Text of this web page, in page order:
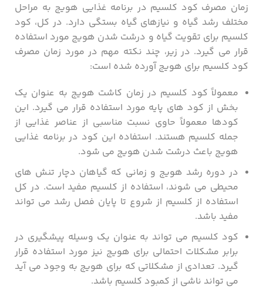
زمان مصرف کود کلسیم در برنامه غذایی هویج به مراحل
مختلف رشد گیاه و نیازهای گیاه بستگی دارد. در کل، کود
کلسیم برای تقویت گیاه و درشت شدن هویج مورد استفاده
قرار می ‌گیرد. در زیر، چند نکته مهم در مورد زمان مصرف
کود کلسیم برای هویج آورده شده است:
معمولاً کود کلسیم در زمان کاشت هویج به عنوان یک
بخش از کود های پایه مورد استفاده قرار می ‌گیرد. این
کودها معمولاً حاوی نسبت مناسبی از عناصر غذایی از
جمله کلسیم هستند. استفاده این کود در برنامه غذایی
هویج باعث درشت شدن هویج می شود.
در دوره رشد هویج و زمانی که گیاهان دچار تنش ‌های
محیطی می ‌شوند، استفاده از کلسیم مفید است. در کل
استفاده از کلسیم از شروع تا پایان فصل رشد می تواند
مفید باشد.
کود کلسیم می ‌تواند به عنوان یک وسیله پیشگیری در
برابر مشکلات احتمالی برای هویج نیز مورد استفاده قرار
گیرد. تعدادی از مشکلاتی که برای هویج به وجود می آید
می تواند ناشی از کمبود کلسیم باشد.